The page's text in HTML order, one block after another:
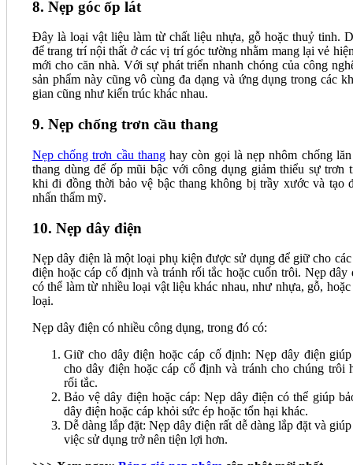
8. Nẹp góc ốp lát
Đây là loại vật liệu làm từ chất liệu nhựa, gỗ hoặc thuỷ tinh.
để trang trí nội thất ở các vị trí góc tường nhằm mang lại vẻ
mới cho căn nhà. Với sự phát triển nhanh chóng của công
sản phẩm này cũng vô cùng đa dạng và ứng dụng trong các
gian cũng như kiến trúc khác nhau.
9. Nẹp chống trơn cầu thang
Nẹp chống trơn cầu thanghay còn gọi là nẹp nhôm chống lăn
thang dùng để ốp mũi bậc với công dụng giảm thiểu sự trơn
khi đi đồng thời bảo vệ bậc thang không bị trầy xước và tạo
nhấn thẩm mỹ.
10. Nẹp dây điện
Nẹp dây điện là một loại phụ kiện được sử dụng để giữ cho
điện hoặc cáp cố định và tránh rối tắc hoặc cuốn trôi. Nẹp dây
có thể làm từ nhiều loại vật liệu khác nhau, như nhựa, gỗ,
loại.
Nẹp dây điện có nhiều công dụng, trong đó có:
Giữ cho dây điện hoặc cáp cố định: Nẹp dây điện
cho dây điện hoặc cáp cố định và tránh cho chúng trôi
rối tắc.
Bảo vệ dây điện hoặc cáp: Nẹp dây điện có thể giúp
dây điện hoặc cáp khỏi sức ép hoặc tổn hại khác.
Dễ dàng lắp đặt: Nẹp dây điện rất dễ dàng lắp đặt và
việc sử dụng trở nên tiện lợi hơn.